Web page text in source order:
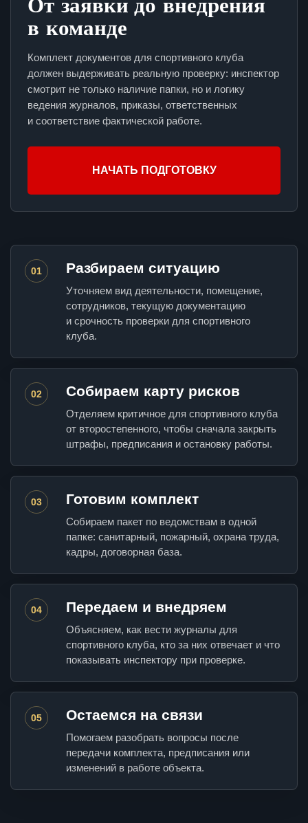
в команде
Комплект документов для спортивного клуба
должен выдерживать реальную проверку: инспектор
смотрит не только наличие папки, но и логику
ведения журналов, приказы, ответственных
и соответствие фактической работе.
НАЧАТЬ ПОДГОТОВКУ
01 Разбираем ситуацию
Уточняем вид деятельности, помещение,
сотрудников, текущую документацию
и срочность проверки для спортивного
клуба.
02 Собираем карту рисков
Отделяем критичное для спортивного клуба
от второстепенного, чтобы сначала закрыть
штрафы, предписания и остановку работы.
03 Готовим комплект
Собираем пакет по ведомствам в одной
папке: санитарный, пожарный, охрана труда,
кадры, договорная база.
04 Передаем и внедряем
Объясняем, как вести журналы для
спортивного клуба, кто за них отвечает и что
показывать инспектору при проверке.
05 Остаемся на связи
Помогаем разобрать вопросы после
передачи комплекта, предписания или
изменений в работе объекта.